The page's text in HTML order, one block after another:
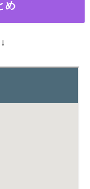
め